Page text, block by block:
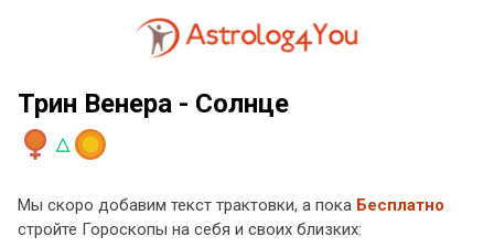
Трин Венера - Солнце
Мы скоро добавим текст трактовки, а пока Бесплатно
стройте Гороскопы на себя и своих близких: